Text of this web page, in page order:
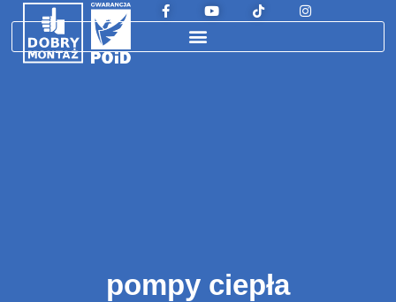
pompy ciepła